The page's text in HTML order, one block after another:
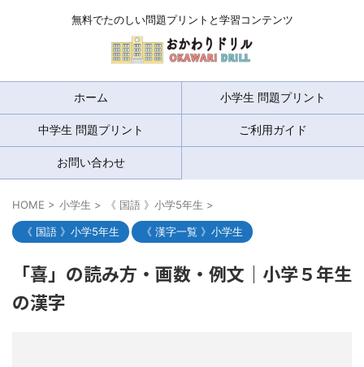
無料でたのしい問題プリントと学習コンテンツ
ホーム 小学生 問題プリント
中学生 問題プリント ご利用ガイド
お問い合わせ
HOME > 小学生 > 《 国語 》小学5年生 >
《 国語 》小学5年生 《 漢字一覧 》小学生
「喜」の読み方・画数・例文｜小学５年生
の漢字